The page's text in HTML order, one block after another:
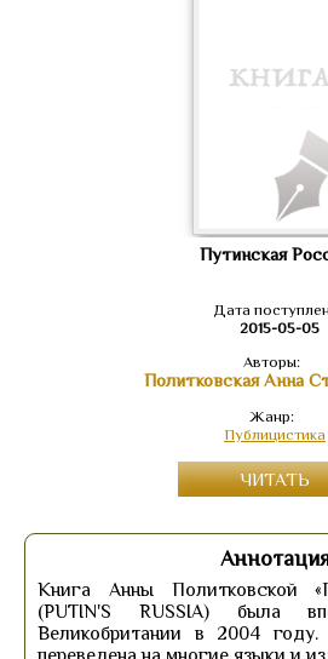
Путинская
Дата
2015-05-05
Авторы:
Политковская Анна
Жанр:
Публицистика
ЧИТАТЬ
Книга Анны Политковской
(PUTIN'S RUSSIA) была
Великобритании в 2004